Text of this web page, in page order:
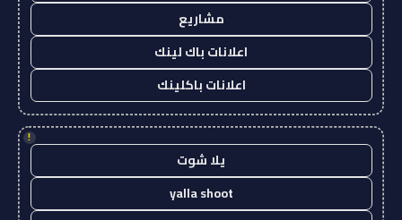
مشاريع
اعلانات باك لينك
اعلانات باكلينك
!
يلا شوت
yalla shoot